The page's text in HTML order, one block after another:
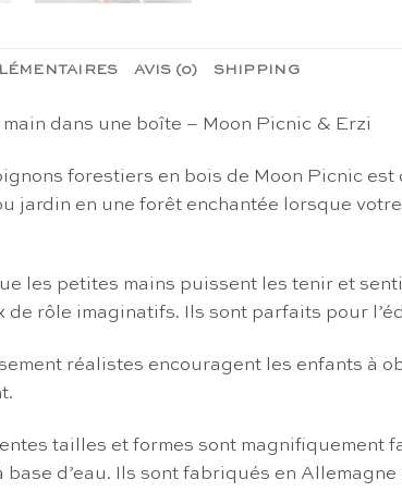
AVIS (0) SHIPPING
dans une boîte – Moon Picnic & Erzi
forestiers en bois de Moon Picnic
jardin en une forêt enchantée lorsque
les petites mains puissent les tenir et
rôle imaginatifs. Ils sont parfaits pour
réalistes encouragent les enfants à
tailles et formes sont
d’eau. Ils sont fabriqués en